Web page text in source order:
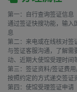
第一：自行查询签证信息
通过签证快搜功能，输入
息
第二：来电或在线核对签
与签证客服沟通，了解需
动、近期大使馆受理时间
第三：签证资料/签证费
按照约定的方式递交签证
第四：使馆受理签证申请